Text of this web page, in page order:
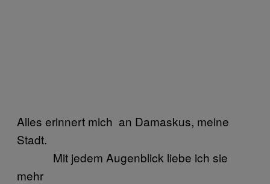
Alles erinnert mich an Damaskus, meine
Stadt.
Mit jedem Augenblick liebe ich sie
mehr